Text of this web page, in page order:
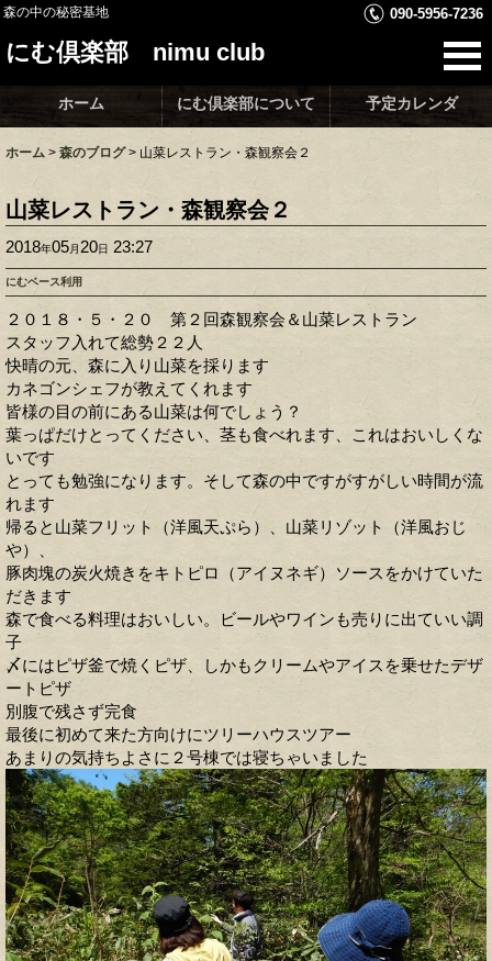
森の中の秘密基地 090-5956-7236
にむ倶楽部 nimu club
ホーム にむ倶楽部について 予定カレンダ
ホーム > 森のブログ > 山菜レストラン・森観察会２
山菜レストラン・森観察会２
2018年05月 20日 23:27
にむベース利用
２０１８・５・２０ 第２回森観察会＆山菜レストラン
スタッフ入れて総勢２２人
快晴の元、森に入り山菜を採ります
カネゴンシェフが教えてくれます
皆様の目の前にある山菜は何でしょう？
葉っぱだけとってください、茎も食べれます、これはおいしくな
いです
とっても勉強になります。そして森の中ですがすがしい時間が流
れます
帰ると山菜フリット（洋風天ぷら）、山菜リゾット（洋風おじ
や）、
豚肉塊の炭火焼きをキトピロ（アイヌネギ）ソースをかけていた
だきます
森で食べる料理はおいしい。ビールやワインも売りに出ていい調
子
〆にはピザ釜で焼くピザ、しかもクリームやアイスを乗せたデザ
ートピザ
別腹で残さず完食
最後に初めて来た方向けにツリーハウスツアー
あまりの気持ちよさに２号棟では寝ちゃいました